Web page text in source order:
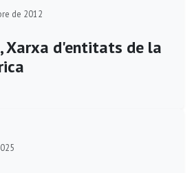
de 2012
Xarxa d'entitats de la